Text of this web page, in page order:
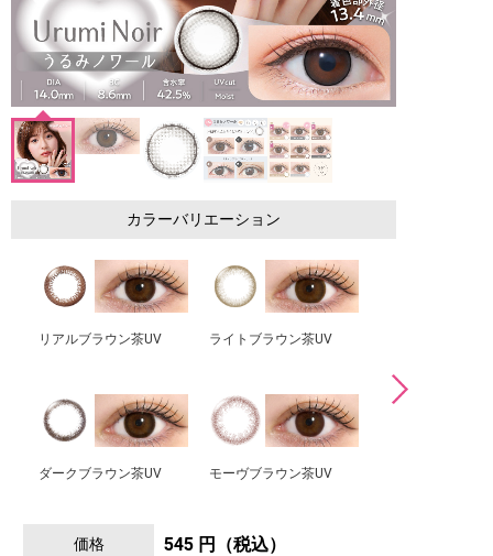
カラーバリエーション
リアルブラウン茶UV ライトブラウン茶UV
ダークブラウン茶UV モーヴブラウン茶UV
価格 545 円（税込）